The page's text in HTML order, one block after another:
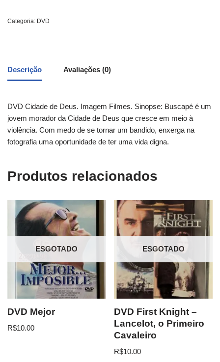
Categoria: DVD
Descrição Avaliações (0)
DVD Cidade de Deus. Imagem Filmes. Sinopse: Buscapé é um
jovem morador da Cidade de Deus que cresce em meio à
violência. Com medo de se tornar um bandido, enxerga na
fotografia uma oportunidade de ter uma vida digna.
Produtos relacionados
ESGOTADO
DVD Mejor
R$10.00
ESGOTADO
DVD First Knight –
Lancelot, o Primeiro
Cavaleiro
R$10.00